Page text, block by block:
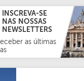
INSCREVA-SE
NAS NOSSAS
NEWSLETTERS
as últimas